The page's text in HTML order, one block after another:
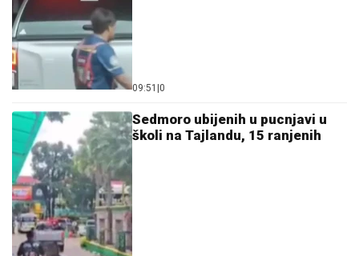
09:51 0
Sedmoro ubijenih u pucnjavi u
školi na Tajlandu, 15 ranjenih